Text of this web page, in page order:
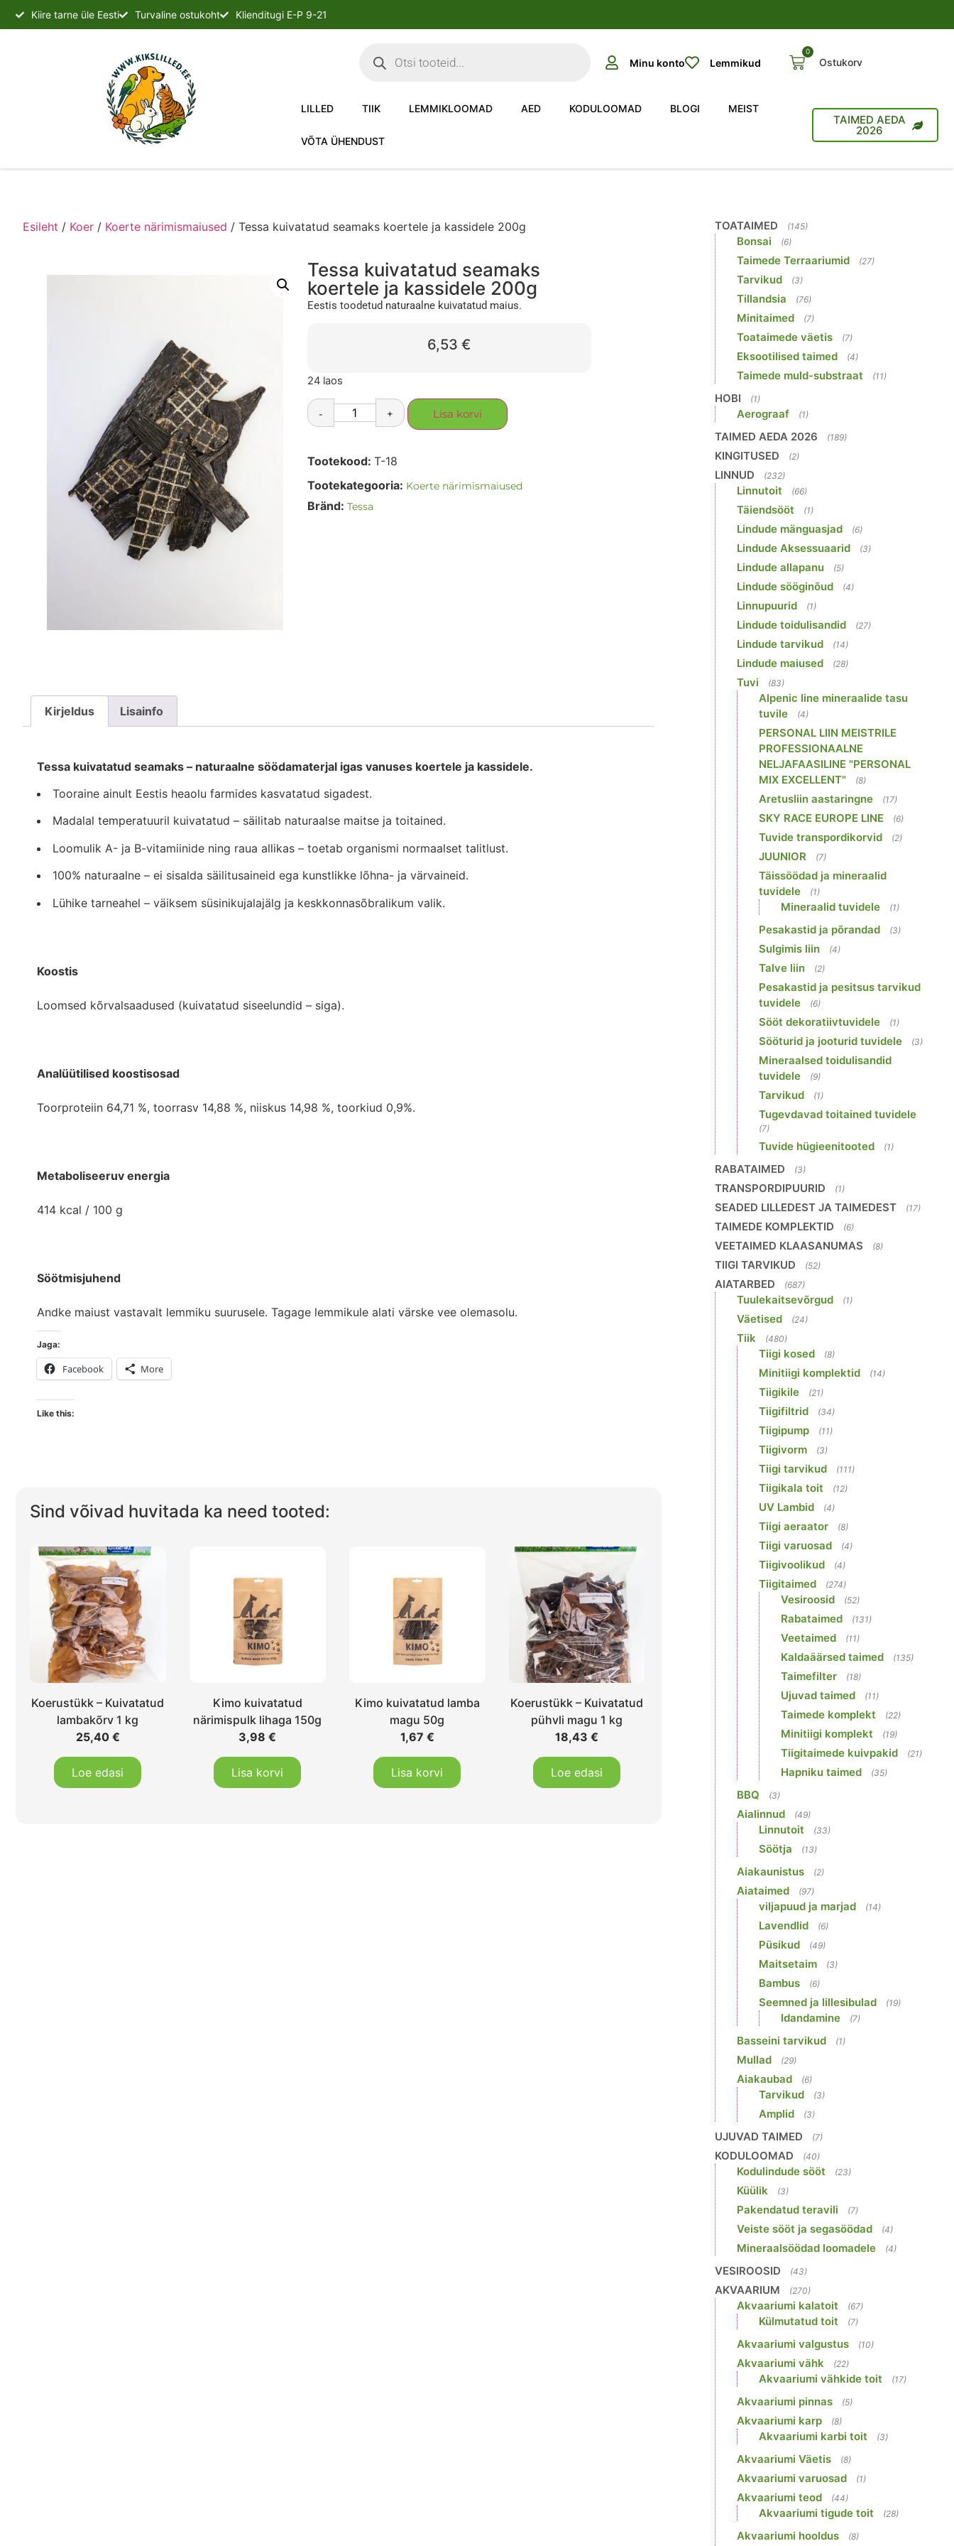
Kiire tarne üle Eesti Turvaline ostukoht Klienditugi E-P 9-21
Minu konto Lemmikud
0
Ostukorv
LILLED TIIK LEMMIKLOOMAD AED KODULOOMAD BLOGI MEIST
VÕTA ÜHENDUST
TAIMED AEDA
2026
Esileht / Koer / Koerte närimismaiused / Tessa kuivatatud seamaks koertele ja kassidele 200g
Tessa kuivatatud seamaks
koertele ja kassidele 200g
Eestis toodetud naturaalne kuivatatud maius.
6,53€
24 laos
- + Lisa korvi
Tootekood: T-18
Tootekategooria: Koerte närimismaiused
Bränd: Tessa
Kirjeldus Lisainfo
Tessa kuivatatud seamaks – naturaalne söödamaterjal igas vanuses koertele ja kassidele.
Tooraine ainult Eestis heaolu farmides kasvatatud sigadest.
Madalal temperatuuril kuivatatud – säilitab naturaalse maitse ja toitained.
Loomulik A- ja B-vitamiinide ning raua allikas – toetab organismi normaalset talitlust.
100% naturaalne – ei sisalda säilitusaineid ega kunstlikke lõhna- ja värvaineid.
Lühike tarneahel – väiksem süsinikujalajälg ja keskkonnasõbralikum valik.
Koostis
Loomsed kõrvalsaadused (kuivatatud siseelundid – siga).
Analüütilised koostisosad
Toorproteiin 64,71 %, toorrasv 14,88 %, niiskus 14,98 %, toorkiud 0,9%.
Metaboliseeruv energia
414 kcal / 100 g
Söötmisjuhend
Andke maiust vastavalt lemmiku suurusele. Tagage lemmikule alati värske vee olemasolu.
Jaga:
Facebook More
Like this:
Sind võivad huvitada ka need tooted:
Koerustükk – Kuivatatud
lambakõrv 1 kg
25,40 €
Loe edasi
Kimo kuivatatud
närimispulk lihaga 150g
3,98€
Lisa korvi
Kimo kuivatatud lamba
magu 50g
1,67 €
Lisa korvi
Koerustükk – Kuivatatud
pühvli magu 1 kg
18,43€
Loe edasi
TOATAIMED (145)
Bonsai (6)
Taimede Terraariumid (27)
Tarvikud (3)
Tillandsia (76)
Minitaimed (7)
Toataimede väetis (7)
Eksootilised taimed (4)
Taimede muld-substraat (11)
HOBI (1)
Aerograaf (1)
TAIMED AEDA 2026 (189)
KINGITUSED (2)
LINNUD (232)
Linnutoit (66)
Täiendsööt (1)
Lindude mänguasjad (6)
Lindude Aksessuaarid (3)
Lindude allapanu (5)
Lindude sööginõud (4)
Linnupuurid (1)
Lindude toidulisandid (27)
Lindude tarvikud (14)
Lindude maiused (28)
Tuvi (83)
Alpenic line mineraalide tasu
tuvile
(4)
PERSONAL LIIN MEISTRILE
PROFESSIONAALNE
NELJAFAASILINE "PERSONAL
MIX EXCELLENT"
(8)
Aretusliin aastaringne (17)
SKY RACE EUROPE LINE (6)
Tuvide transpordikorvid (2)
JUUNIOR (7)
Täissöödad ja mineraalid
tuvidele
(1)
Mineraalid tuvidele (1)
Pesakastid ja põrandad (3)
Sulgimis liin (4)
Talve liin (2)
Pesakastid ja pesitsus tarvikud
tuvidele
(6)
Sööt dekoratiivtuvidele (1)
Sööturid ja jooturid tuvidele (3)
Mineraalsed toidulisandid
tuvidele
(9)
Tarvikud (1)
Tugevdavad toitained tuvidele
(7)
Tuvide hügieenitooted (1)
RABATAIMED (3)
TRANSPORDIPUURID (1)
SEADED LILLEDEST JA TAIMEDEST (17)
TAIMEDE KOMPLEKTID (6)
VEETAIMED KLAASANUMAS (8)
TIIGI TARVIKUD (52)
AIATARBED (687)
Tuulekaitsevõrgud (1)
Väetised (24)
Tiik (480)
Tiigi kosed (8)
Minitiigi komplektid (14)
Tiigikile (21)
Tiigifiltrid (34)
Tiigipump (11)
Tiigivorm (3)
Tiigi tarvikud (111)
Tiigikala toit (12)
UV Lambid (4)
Tiigi aeraator (8)
Tiigi varuosad (4)
Tiigivoolikud (4)
Tiigitaimed (274)
Vesiroosid (52)
Rabataimed (131)
Veetaimed (11)
Kaldaäärsed taimed (135)
Taimefilter (18)
Ujuvad taimed (11)
Taimede komplekt (22)
Minitiigi komplekt (19)
Tiigitaimede kuivpakid (21)
Hapniku taimed (35)
BBQ (3)
Aialinnud (49)
Linnutoit (33)
Söötja (13)
Aiakaunistus (2)
Aiataimed (97)
viljapuud ja marjad (14)
Lavendlid (6)
Püsikud (49)
Maitsetaim (3)
Bambus (6)
Seemned ja lillesibulad (19)
Idandamine (7)
Basseini tarvikud (1)
Mullad (29)
Aiakaubad (6)
Tarvikud (3)
Amplid (3)
UJUVAD TAIMED (7)
KODULOOMAD (40)
Kodulindude sööt (23)
Küülik (3)
Pakendatud teravili (7)
Veiste sööt ja segasöödad (4)
Mineraalsöödad loomadele (4)
VESIROOSID (43)
AKVAARIUM (270)
Akvaariumi kalatoit (67)
Külmutatud toit (7)
Akvaariumi valgustus (10)
Akvaariumi vähk (22)
Akvaariumi vähkide toit (17)
Akvaariumi pinnas (5)
Akvaariumi karp (8)
Akvaariumi karbi toit (3)
Akvaariumi Väetis (8)
Akvaariumi varuosad (1)
Akvaariumi teod (44)
Akvaariumi tigude toit (28)
Akvaariumi hooldus (8)